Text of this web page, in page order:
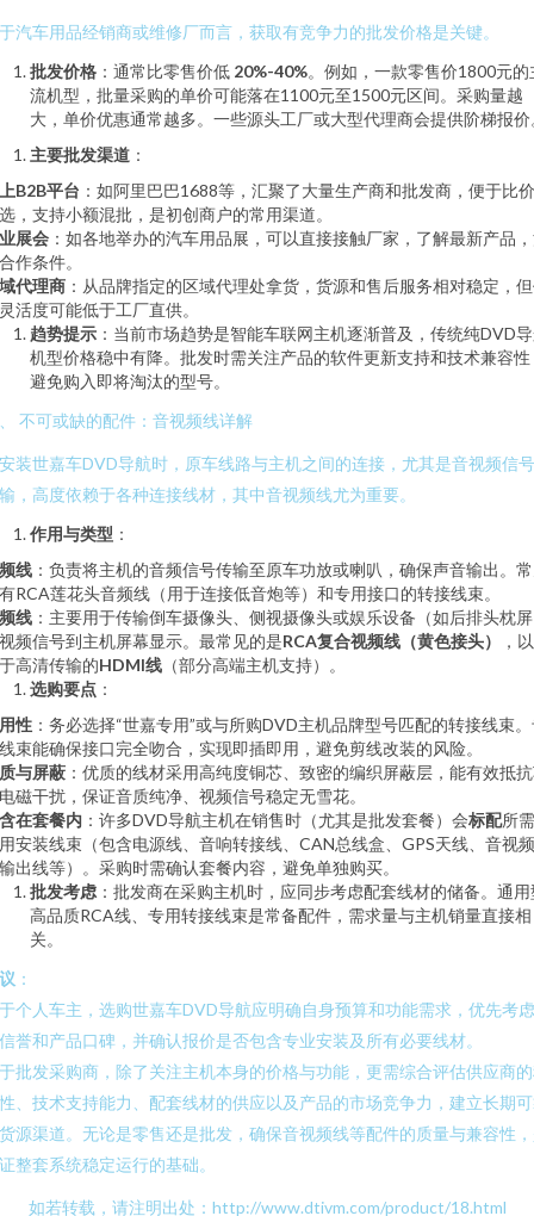
汽车用品经销商或维修厂而言，获取有竞争力的批发价格是关键。
批发价格 ：通常比零售价低 20%-40%。例如，一款零售价1800元的
流机型，批量采购的单价可能落在1100元至1500元区间。采购量越
大，单价优惠通常越多。一些源头工厂或大型代理商会提供阶梯报价
主要批发渠道 ：
B2B平台 ：如阿里巴巴1688等，汇聚了大量生产商和批发商，便于比
，支持小额混批，是初创商户的常用渠道。
展会 ：如各地举办的汽车用品展，可以直接接触厂家，了解最新产品
作条件。
代理商 ：从品牌指定的区域代理处拿货，货源和售后服务相对稳定，
活度可能低于工厂直供。
趋势提示 ：当前市场趋势是智能车联网主机逐渐普及，传统纯DVD
机型价格稳中有降。批发时需关注产品的软件更新支持和技术兼容性
避免购入即将淘汰的型号。
不可或缺的配件：音视频线详解
装世嘉车DVD导航时，原车线路与主机之间的连接，尤其是音视频信
，高度依赖于各种连接线材，其中音视频线尤为重要。
作用与类型 ：
线 ：负责将主机的音频信号传输至原车功放或喇叭，确保声音输出。
RCA莲花头音频线（用于连接低音炮等）和专用接口的转接线束。
线 ：主要用于传输倒车摄像头、侧视摄像头或娱乐设备（如后排头枕
频信号到主机屏幕显示。最常见的是RCA复合视频线（黄色接头）
，
高清传输的HDMI线 （部分高端主机支持）。
选购要点 ：
性 ：务必选择“世嘉专用”或与所购DVD主机品牌型号匹配的转接线束
束能确保接口完全吻合，实现即插即用，避免剪线改装的风险。
与屏蔽 ：优质的线材采用高纯度铜芯、致密的编织屏蔽层，能有效抵
磁干扰，保证音质纯净、视频信号稳定无雪花。
在套餐内 ：许多DVD导航主机在销售时（尤其是批发套餐）会标配所
安装线束（包含电源线、音响转接线、CAN总线盒、GPS天线、音视
出线等）。采购时需确认套餐内容，避免单独购买。
批发考虑 ：批发商在采购主机时，应同步考虑配套线材的储备。通用
高品质RCA线、专用转接线束是常备配件，需求量与主机销量直接相
关。
：
个人车主，选购世嘉车DVD导航应明确自身预算和功能需求，优先考
誉和产品口碑，并确认报价是否包含专业安装及所有必要线材。
批发采购商，除了关注主机本身的价格与功能，更需综合评估供应商
、技术支持能力、配套线材的供应以及产品的市场竞争力，建立长期
源渠道。无论是零售还是批发，确保音视频线等配件的质量与兼容性
整套系统稳定运行的基础。
如若转载，请注明出处：http://www.dtivm.com/product/18.html